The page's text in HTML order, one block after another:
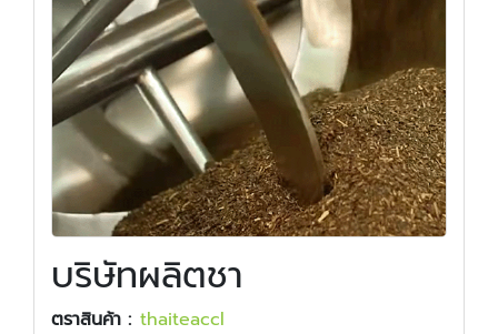
บริษัทผลิตชา
ตราสินค้า : ​​thaiteaccl